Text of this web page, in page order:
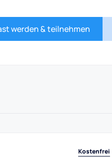
werden & teilnehmen
Kostenfrei